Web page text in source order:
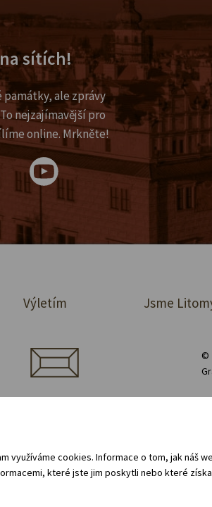
sítích!
ale zprávy
nejzajímavější pro
online. Mrkněte!
Výletím Jsme
©
využíváme cookies. Informace o tom, jak náš
které jste jim poskytli nebo které